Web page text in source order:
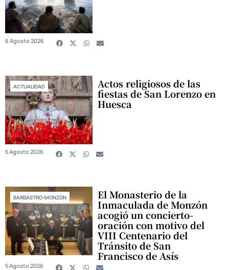
6 Agosto 2026
ACTUALIDAD Actos religiosos de las
fiestas de San Lorenzo en
Huesca
5 Agosto 2026
BARBASTRO-MONZÓN El Monasterio de la
Inmaculada de Monzón
acogió un concierto-
oración con motivo del
VIII Centenario del
Tránsito de San
Francisco de Asís
5 Agosto 2026